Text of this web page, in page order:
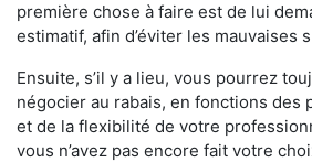
première chose à faire est de lui
estimatif, afin d’éviter les mauvaises
Ensuite, s’il y a lieu, vous pourrez
négocier au rabais, en fonctions des
et de la flexibilité de votre
vous n’avez pas encore fait votre